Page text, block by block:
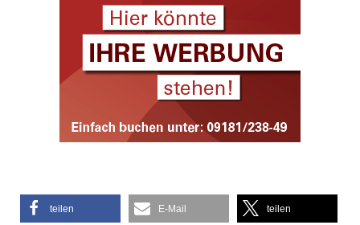
teilen E-Mail teilen